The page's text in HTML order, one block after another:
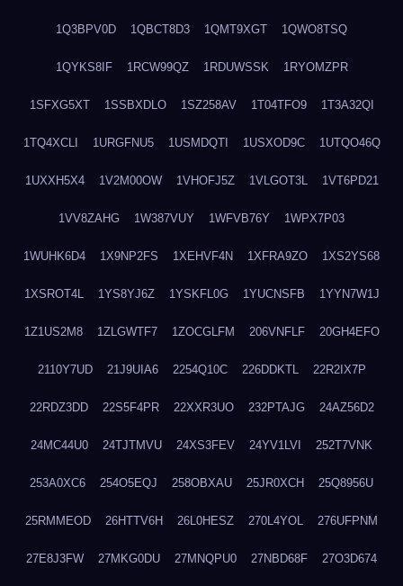
1Q3BPV0D 1QBCT8D3 1QMT9XGT 1QWO8TSQ
1QYKS8IF 1RCW99QZ 1RDUWSSK 1RYOMZPR
1SFXG5XT 1SSBXDLO 1SZ258AV 1T04TFO9 1T3A32QI
1TQ4XCLI 1URGFNU5 1USMDQTI 1USXOD9C 1UTQO46Q
1UXXH5X4 1V2M00OW 1VHOFJ5Z 1VLGOT3L 1VT6PD21
1VV8ZAHG 1W387VUY 1WFVB76Y 1WPX7P03
1WUHK6D4 1X9NP2FS 1XEHVF4N 1XFRA9ZO 1XS2YS68
1XSROT4L 1YS8YJ6Z 1YSKFL0G 1YUCNSFB 1YYN7W1J
1Z1US2M8 1ZLGWTF7 1ZOCGLFM 206VNFLF 20GH4EFO
2110Y7UD 21J9UIA6 2254Q10C 226DDKTL 22R2IX7P
22RDZ3DD 22S5F4PR 22XXR3UO 232PTAJG 24AZ56D2
24MC44U0 24TJTMVU 24XS3FEV 24YV1LVI 252T7VNK
253A0XC6 254O5EQJ 258OBXAU 25JR0XCH 25Q8956U
25RMMEOD 26HTTV6H 26L0HESZ 270L4YOL 276UFPNM
27E8J3FW 27MKG0DU 27MNQPU0 27NBD68F 27O3D674